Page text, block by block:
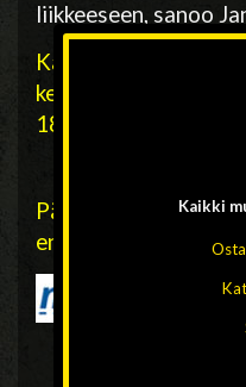
liikkeeseen, sanoo
Kampparit
-WP 35
keskiviikkona 10.
18.30
Pääsyliput paikan
ennakkoon:
Kaikki